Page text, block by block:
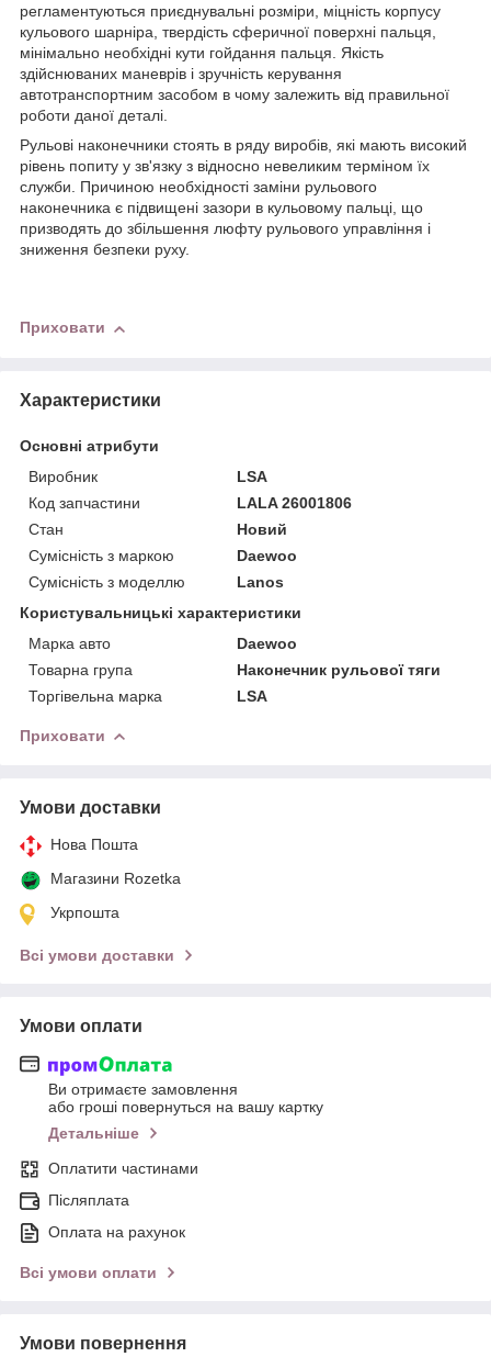
регламентуються приєднувальні розміри, міцність корпусу
кульового шарніра, твердість сферичної поверхні пальця,
мінімально необхідні кути гойдання пальця. Якість
здійснюваних маневрів і зручність керування
автотранспортним засобом в чому залежить від правильної
роботи даної деталі.
Рульові наконечники стоять в ряду виробів, які мають високий
рівень попиту у зв'язку з відносно невеликим терміном їх
служби. Причиною необхідності заміни рульового
наконечника є підвищені зазори в кульовому пальці, що
призводять до збільшення люфту рульового управління і
зниження безпеки руху.
Приховати
Характеристики
Основні атрибути
Виробник
LSA
Код запчастини
LALA 26001806
Стан
Новий
Сумісність з маркою
Daewoo
Сумісність з моделлю
Lanos
Користувальницькі характеристики
Марка авто
Daewoo
Товарна група
Наконечник рульової тяги
Торгівельна марка
LSA
Приховати
Умови доставки
Нова Пошта
Магазини Rozetka
Укрпошта
Всі умови доставки
Умови оплати
Ви отримаєте замовлення
або гроші повернуться на вашу картку
Детальніше
Оплатити частинами
Післяплата
Оплата на рахунок
Всі умови оплати
Умови повернення